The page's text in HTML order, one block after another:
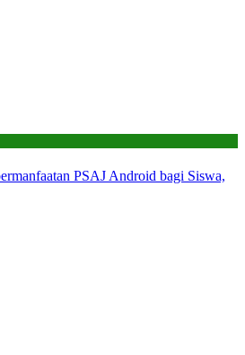
PSAJ Android bagi Siswa,